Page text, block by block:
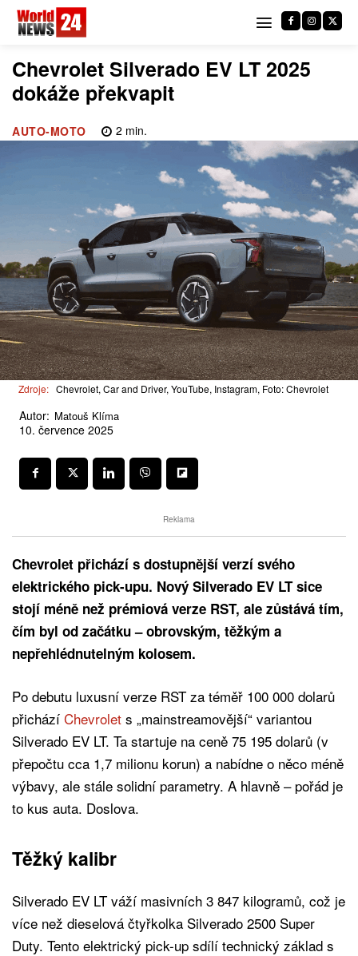
Chevrolet Silverado EV LT 2025
dokáže překvapit
AUTO-MOTO 2 min.
Zdroje: Chevrolet, Car and Driver, YouTube, Instagram, Foto: Chevrolet
Autor: Matouš Klíma
10. července 2025
Reklama
Chevrolet přichází s dostupnější verzí svého
elektrického pick-upu. Nový Silverado EV LT sice
stojí méně než prémiová verze RST, ale zůstává tím,
čím byl od začátku – obrovským, těžkým a
nepřehlédnutelným kolosem.
Po debutu luxusní verze RST za téměř 100 000 dolarů
přichází Chevrolet s „mainstreamovější“ variantou
Silverado EV LT. Ta startuje na ceně 75 195 dolarů (v
přepočtu cca 1,7 milionu korun) a nabídne o něco méně
výbavy, ale stále solidní parametry. A hlavně – pořád je
to kus auta. Doslova.
Těžký kalibr
Silverado EV LT váží masivních 3 847 kilogramů, což je
více než dieselová čtyřkolka Silverado 2500 Super
Duty. Tento elektrický pick-up sdílí technický základ s